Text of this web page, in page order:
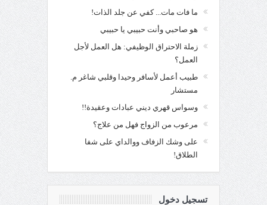
ما فات مات... كفي عن جلد الذات!
هو صاحبي وأنت حبيبي يا حبيبي
زملة الاحتراق الوظيفي: هل العمل لأجل
العمل؟
طبيب أعمل لأسافر وحيدا وقلبي شاغر م.
مستشار
وسواس قهري ديني عبادات وعقيدة!!
مرعوب من الزواج فهل من علاج؟
على وشك الزفاف ووالداي على شفا
الطلاق!
تسجيل دخول